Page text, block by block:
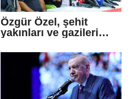
Özgür Özel, şehit
yakınları ve gazileri